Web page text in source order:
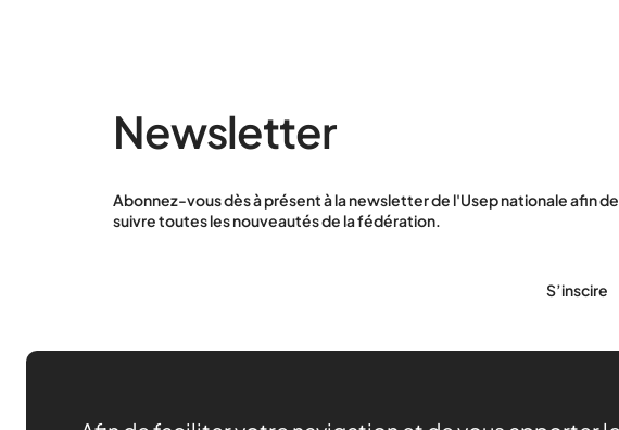
Newsletter
Abonnez-vous dès à présent à la newsletter de l'Usep nationale afin de
suivre toutes les nouveautés de la fédération.
S’inscire